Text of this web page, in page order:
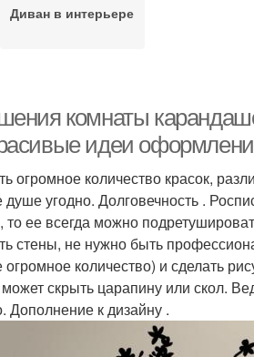
Диван в интерьере
комнаты
идеи
огромное количество красок,
угодно. Долговечность .
то ее всегда можно
стены, не нужно быть
количество) и сделать
скрыть царапину или скол.
Дополнение к дизайну .